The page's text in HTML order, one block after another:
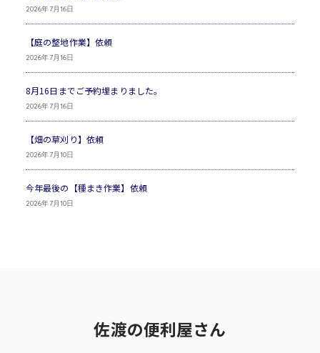
2026年7月16日
【庭の整地作業】依頼
2026年7月16日
8月16日までご予約埋まりました。
2026年7月16日
【畑の草刈り】依頼
2026年7月10日
今年最後の【種まき作業】依頼
2026年7月10日
佐渡の便利屋さん